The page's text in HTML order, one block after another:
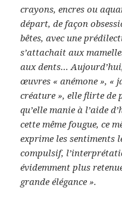
crayons, encres ou
départ, de façon
bêtes, avec une
s’attachait aux
aux dents…
œuvres « anémone », «
créature », elle flirte de
qu’elle manie à l’aide
cette même fougue, ce
exprime les sentiments
compulsif,
évidemment plus
grande élégance ».